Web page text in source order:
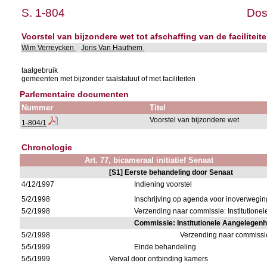
S. 1-804
Voorstel van bijzondere wet tot afschaffing van de
Wim Verreycken Joris Van Hauthem
taalgebruik
gemeenten met bijzonder taalstatuut of met faciliteiten
Parlementaire documenten
Nummer Titel
1-804/1 Voorstel van bijzondere wet
Chronologie
Art. 77, bicameraal initiatief Senaat
[S1] Eerste behandeling door Senaat
4/12/1997
Indiening voorstel
5/2/1998
Inschrijving op agenda voor
5/2/1998
Verzending naar commissie:
Commissie: Institutionele
5/2/1998
Verzending naar
5/5/1999
Einde behandeling
5/5/1999
Verval door ontbinding kamers